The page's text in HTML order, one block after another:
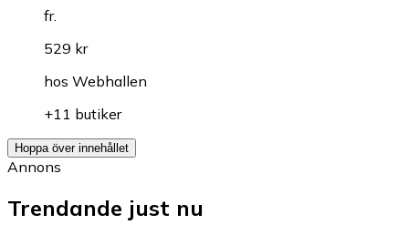
fr.
529 kr
hos Webhallen
+11 butiker
Hoppa över innehållet
Annons
Trendande just nu